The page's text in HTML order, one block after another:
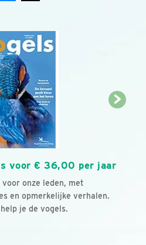
voor € 36,00 per jaar
onze leden, met
en opmerkelijke verhalen.
je de vogels.